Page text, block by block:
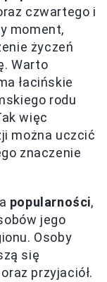
czwartego i
moment,
życzeń
Warto
łacińskie
rodu
więc
można uczcić
znaczenie
popularności,
jego
Osoby
się
przyjaciół.